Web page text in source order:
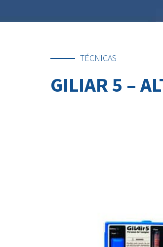
TÉCNICAS
GILIAR 5 –